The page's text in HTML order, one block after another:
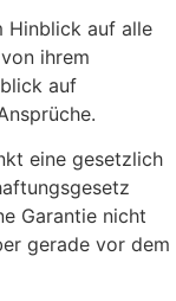
auf alle
ihrem
auf
eine gesetzlich
Garantie nicht
gerade vor dem